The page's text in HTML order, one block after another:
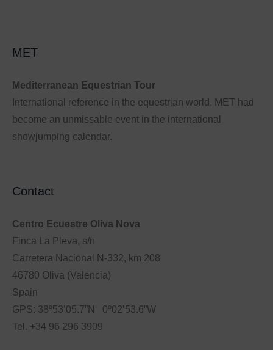
MET
Mediterranean Equestrian Tour
International reference in the equestrian world, MET had
become an unmissable event in the international
showjumping calendar.
Contact
Centro Ecuestre Oliva Nova
Finca La Pleva, s/n
Carretera Nacional N-332, km 208
46780 Oliva (Valencia)
Spain
GPS: 38º53’05.7”N 0º02’53.6”W
Tel. +34 96 296 3909